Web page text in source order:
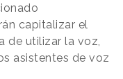
capitalizar el
de utilizar la voz,
asistentes de voz